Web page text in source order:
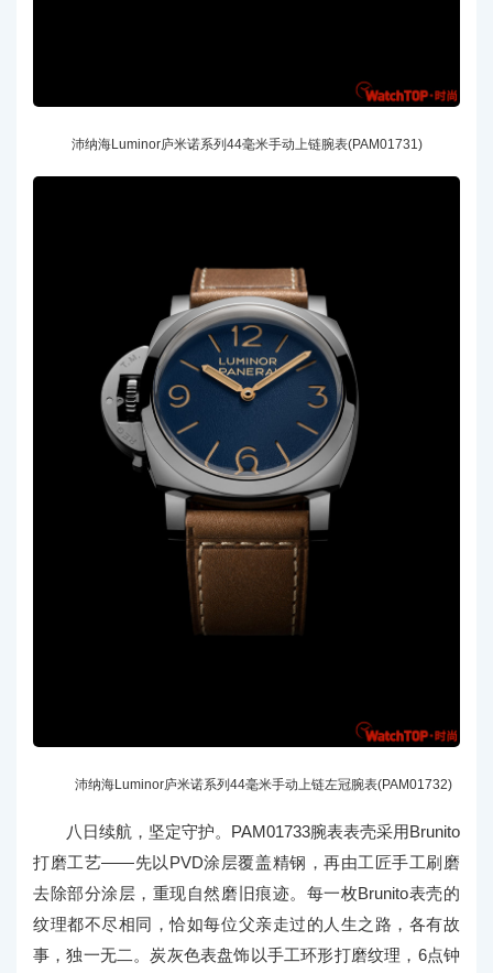
沛纳海Luminor庐米诺系列44毫米手动上链腕表(PAM01731)
沛纳海Luminor庐米诺系列44毫米手动上链左冠腕表(PAM01732)
八日续航，坚定守护。PAM01733腕表表壳采用Brunito
打磨工艺——先以PVD涂层覆盖精钢，再由工匠手工刷磨
去除部分涂层，重现自然磨旧痕迹。每一枚Brunito表壳的
纹理都不尽相同，恰如每位父亲走过的人生之路，各有故
事，独一无二。炭灰色表盘饰以手工环形打磨纹理，6点钟